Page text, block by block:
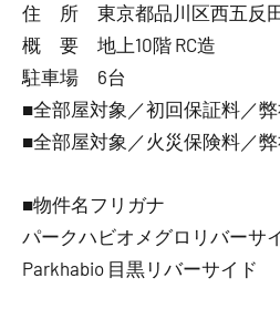
住 所 東京都品川区西五反田
概 要 地上10階 RC造
駐車場 6台
■全部屋対象／初回保証料／
■全部屋対象／火災保険料／
■物件名フリガナ
パークハビオメグロリバーサ
Parkhabio 目黒リバーサイド